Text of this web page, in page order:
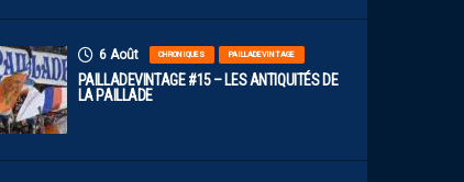
6 Août CHRONIQUES PAILLADEVINTAGE
PAILLADEVINTAGE #15 – LES ANTIQUITÉS DE
LA PAILLADE